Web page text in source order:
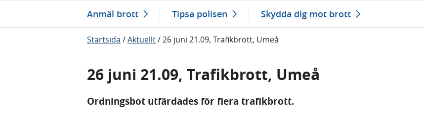
Anmäl brott Tipsa polisen Skydda dig mot brott
Startsida /Aktuellt/26 juni 21.09, Trafikbrott, Umeå
26 juni 21.09, Trafikbrott, Umeå
Ordningsbot utfärdades för flera trafikbrott.